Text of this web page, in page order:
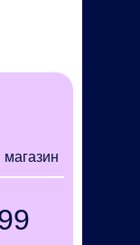
магазин